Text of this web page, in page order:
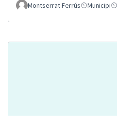
Montserrat Ferrús Municipi